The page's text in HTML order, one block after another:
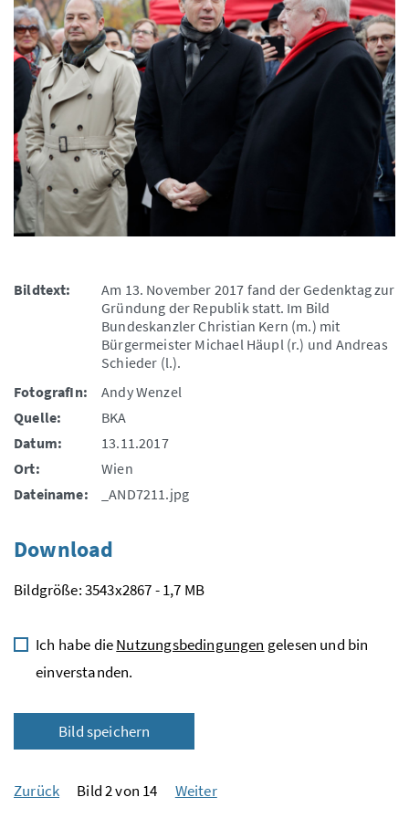
Bildtext:
Am 13. November 2017 fand der Gedenktag zur
Gründung der Republik statt. Im Bild
Bundeskanzler Christian Kern (m.) mit
Bürgermeister Michael Häupl (r.) und Andreas
Schieder (l.).
FotografIn:
Andy Wenzel
Quelle:
BKA
Datum:
13.11.2017
Ort:
Wien
Dateiname:
_AND7211.jpg
Download
Bildgröße: 3543x2867 - 1,7 MB
Ich habe dieNutzungsbedingungen gelesen und bin
einverstanden.
Bild speichern
Zurück Bild 2 von 14 Weiter